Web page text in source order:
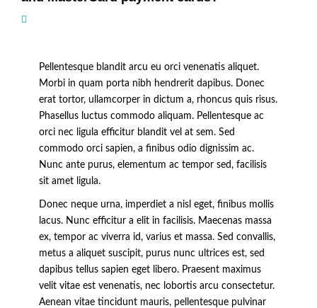
Pellentesque blandit arcu eu orci venenatis aliquet.
Morbi in quam porta nibh hendrerit dapibus. Donec
erat tortor, ullamcorper in dictum a, rhoncus quis risus.
Phasellus luctus commodo aliquam. Pellentesque ac
orci nec ligula efficitur blandit vel at sem. Sed
commodo orci sapien, a finibus odio dignissim ac.
Nunc ante purus, elementum ac tempor sed, facilisis
sit amet ligula.
Donec neque urna, imperdiet a nisl eget, finibus mollis
lacus. Nunc efficitur a elit in facilisis. Maecenas massa
ex, tempor ac viverra id, varius et massa. Sed convallis,
metus a aliquet suscipit, purus nunc ultrices est, sed
dapibus tellus sapien eget libero. Praesent maximus
velit vitae est venenatis, nec lobortis arcu consectetur.
Aenean vitae tincidunt mauris, pellentesque pulvinar